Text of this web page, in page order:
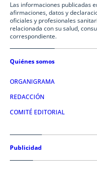
Las informaciones publicadas
afirmaciones, datos y
oficiales y profesionales
relacionada con su salud,
correspondiente.
Quiénes somos
ORGANIGRAMA
REDACCIÓN
COMITÉ EDITORIAL
Publicidad